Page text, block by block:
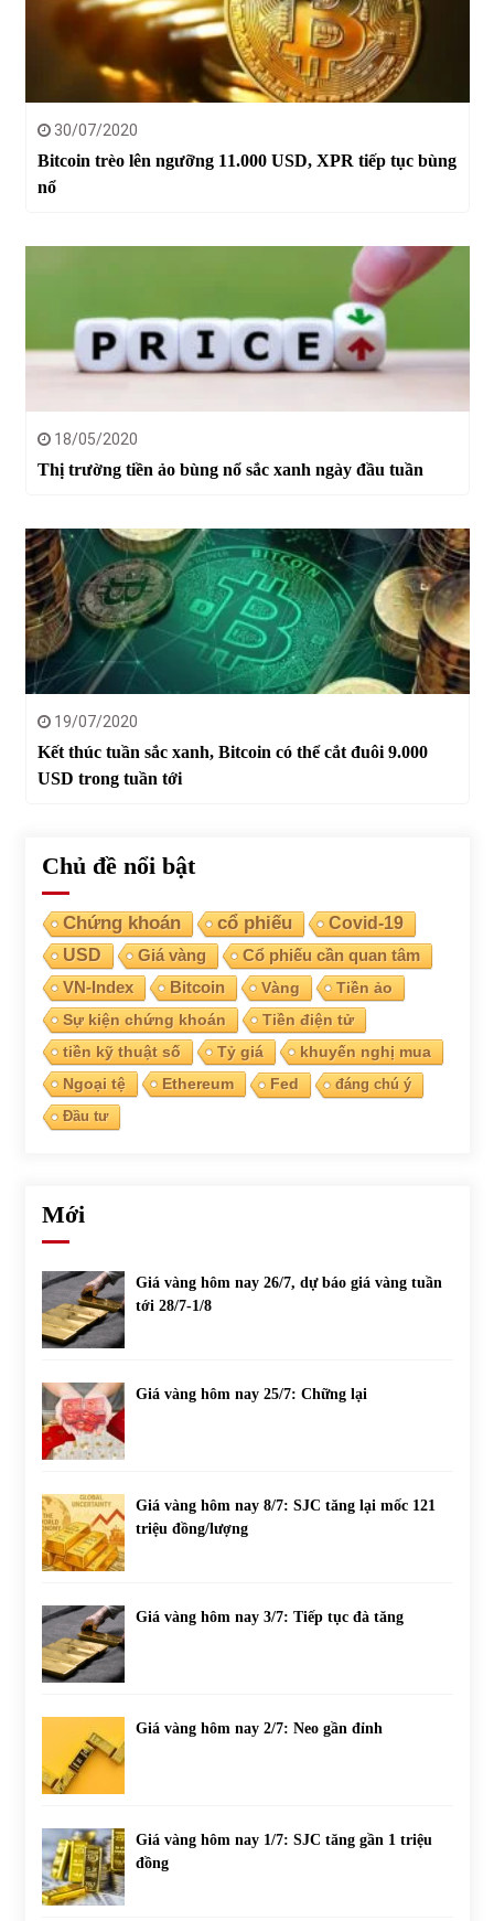
30/07/2020
Bitcoin trèo lên ngưỡng 11.000 USD, XPR tiếp tục bùng
nổ
18/05/2020
Thị trường tiền ảo bùng nổ sắc xanh ngày đầu tuần
19/07/2020
Kết thúc tuần sắc xanh, Bitcoin có thể cắt đuôi 9.000
USD trong tuần tới
Chủ đề nổi bật
Chứng khoán cổ phiếu
Covid-19
USD
Giá vàng Cổ phiếu cần quan tâm
VN-Index Bitcoin Vàng
Tiền ảo
Sự kiện chứng khoán
Tiền điện tử
tiền kỹ thuật số
Tỷ giá
khuyến nghị mua
Ngoại tệ
Ethereum Fed
đáng chú ý
Đầu tư
Mới
Giá vàng hôm nay 26/7, dự báo giá vàng tuần
tới 28/7-1/8
Giá vàng hôm nay 25/7: Chững lại
Giá vàng hôm nay 8/7: SJC tăng lại mốc 121
triệu đồng/lượng
Giá vàng hôm nay 3/7: Tiếp tục đà tăng
Giá vàng hôm nay 2/7: Neo gần đỉnh
Giá vàng hôm nay 1/7: SJC tăng gần 1 triệu
đồng